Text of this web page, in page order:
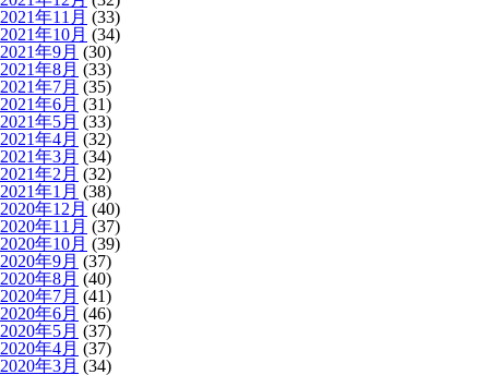
2021年11月 (33)
2021年10月 (34)
2021年9月 (30)
2021年8月 (33)
2021年7月 (35)
2021年6月 (31)
2021年5月 (33)
2021年4月 (32)
2021年3月 (34)
2021年2月 (32)
2021年1月 (38)
2020年12月 (40)
2020年11月 (37)
2020年10月 (39)
2020年9月 (37)
2020年8月 (40)
2020年7月 (41)
2020年6月 (46)
2020年5月 (37)
2020年4月 (37)
2020年3月 (34)